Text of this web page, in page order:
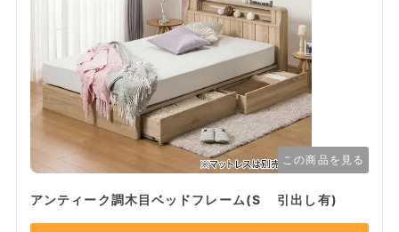
この商品を見る
アンティーク調木目ベッドフレーム(S 引出し有)